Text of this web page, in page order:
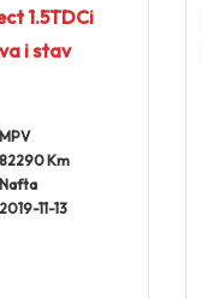
1.5TDCi
i stav
MPV
82290 Km
Nafta
2019-11-13